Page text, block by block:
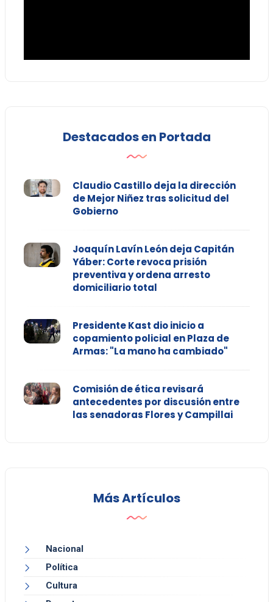
Destacados en Portada
Claudio Castillo deja la dirección
de Mejor Niñez tras solicitud del
Gobierno
Joaquín Lavín León deja Capitán
Yáber: Corte revoca prisión
preventiva y ordena arresto
domiciliario total
Presidente Kast dio inicio a
copamiento policial en Plaza de
Armas: "La mano ha cambiado"
Comisión de ética revisará
antecedentes por discusión entre
las senadoras Flores y Campillai
Más Artículos
Nacional
Política
Cultura